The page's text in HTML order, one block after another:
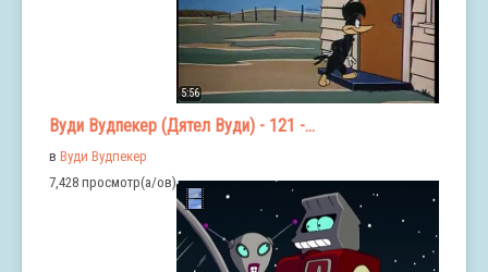
5:56
Вуди Вудпекер (Дятел Вуди) - 121 -...
в Вуди Вудпекер
7,428 просмотр(а/ов)